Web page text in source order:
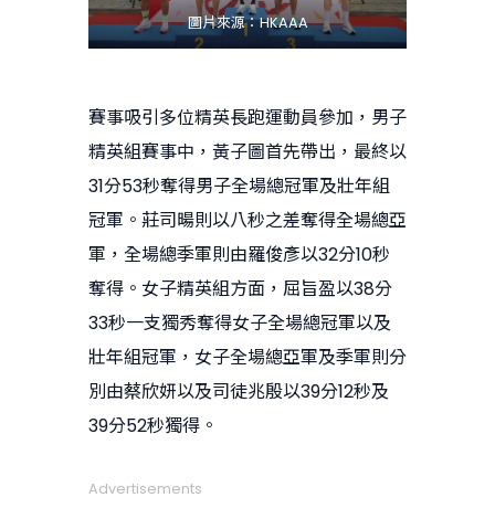
圖片來源：HKAAA
賽事吸引多位精英長跑運動員參加，男子
精英組賽事中，黃子圖首先帶出，最終以
31分53秒奪得男子全場總冠軍及壯年組
冠軍。莊司暘則以八秒之差奪得全場總亞
軍，全場總季軍則由羅俊彥以32分10秒
奪得。女子精英組方面，屈旨盈以38分
33秒一支獨秀奪得女子全場總冠軍以及
壯年組冠軍，女子全場總亞軍及季軍則分
別由蔡欣妍以及司徒兆殷以39分12秒及
39分52秒獨得。
Advertisements